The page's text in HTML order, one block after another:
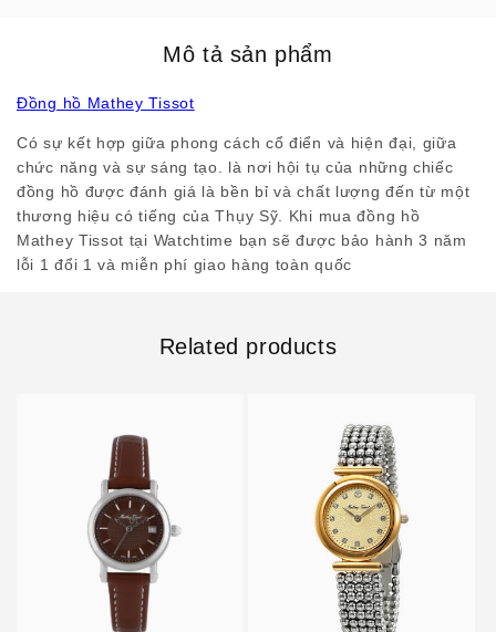
Mô tả sản phẩm
Đồng hồ Mathey Tissot
Có sự kết hợp giữa phong cách cổ điển và hiện đại, giữa
chức năng và sự sáng tạo. là nơi hội tụ của những chiếc
đồng hồ được đánh giá là bền bỉ và chất lượng đến từ một
thương hiệu có tiếng của Thụy Sỹ. Khi mua đồng hồ
Mathey Tissot tại Watchtime bạn sẽ được bảo hành 3 năm
lỗi 1 đổi 1 và miễn phí giao hàng toàn quốc
Related products